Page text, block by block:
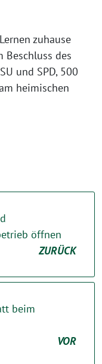
zuhause
des
und SPD, 500
heimischen
öffnen
ZURÜCK
beim
VOR